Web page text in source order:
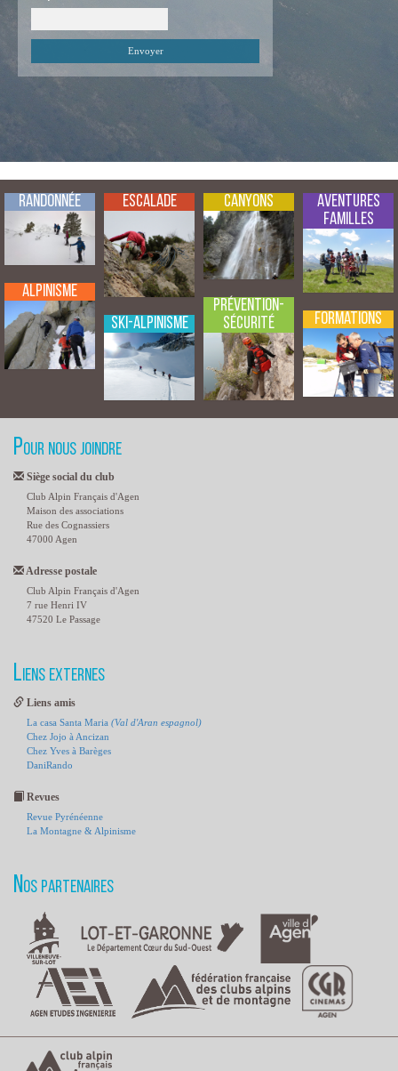
Randonnée
Alpinisme
Escalade
Ski-Alpinisme
Canyons
Prévention-
Sécurité
Aventures
Familles
Formations
Pour nous joindre
Siège social du club
Club Alpin Français d'Agen
Maison des associations
Rue des Cognassiers
47000 Agen
Adresse postale
Club Alpin Français d'Agen
7 rue Henri IV
47520 Le Passage
Liens externes
Liens amis
La casa Santa Maria (Val d'Aran espagnol)
Chez Jojo à Ancizan
Chez Yves à Barèges
DaniRando
Revues
Revue Pyrénéenne
La Montagne & Alpinisme
Nos partenaires